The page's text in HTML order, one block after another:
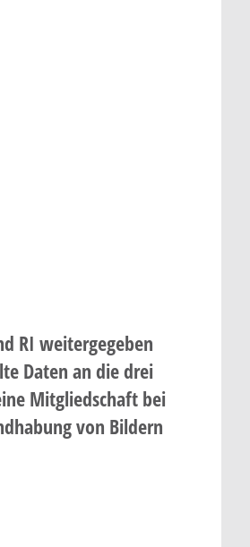
RI weitergegeben
Daten an die drei
Mitgliedschaft bei
von Bildern